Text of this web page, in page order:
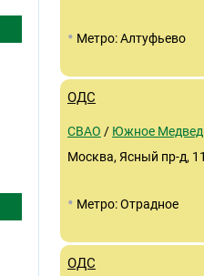
• Метро: Алтуфьево
ОДС
СВАО / Южное
Москва, Ясный пр-д,
• Метро: Отрадное
ОДС